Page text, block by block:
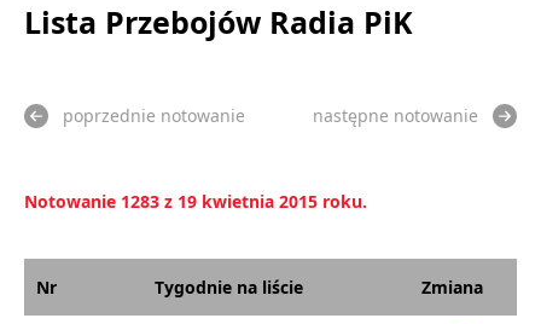
Lista Przebojów Radia PiK
poprzednie notowanie następne notowanie
Notowanie 1283 z 19 kwietnia 2015 roku.
Nr Tygodnie na liście Zmiana